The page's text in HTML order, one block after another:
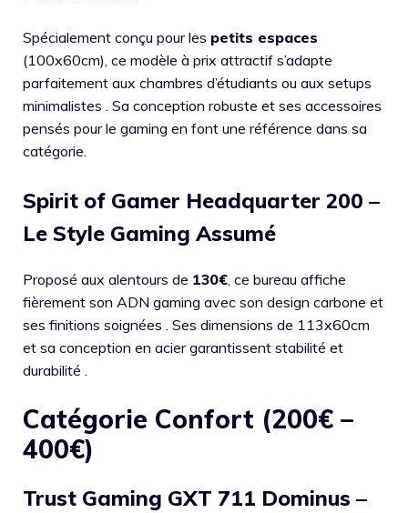
Spécialement conçu pour les petits espaces
(100x60cm), ce modèle à prix attractif s’adapte
parfaitement aux chambres d’étudiants ou aux setups
minimalistes . Sa conception robuste et ses accessoires
pensés pour le gaming en font une référence dans sa
catégorie.
Spirit of Gamer Headquarter 200 –
Le Style Gaming Assumé
Proposé aux alentours de 130€, ce bureau affiche
fièrement son ADN gaming avec son design carbone et
ses finitions soignées . Ses dimensions de 113x60cm
et sa conception en acier garantissent stabilité et
durabilité .
Catégorie Confort (200€ –
400€)
Trust Gaming GXT 711 Dominus –